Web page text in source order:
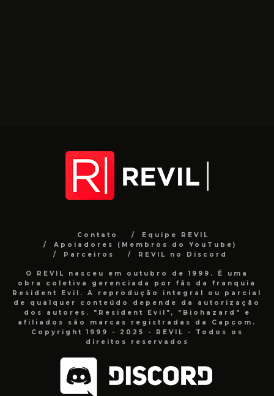
Contato
Equipe REVIL
Apoiadores (Membros do YouTube)
Parceiros
REVIL no Discord
O REVIL nasceu em outubro de 1999. É uma
obra coletiva gerenciada por fãs da franquia
Resident Evil. A reprodução integral ou parcial
de qualquer conteúdo depende da autorização
dos autores. "Resident Evil", "Biohazard" e
afiliados são marcas registradas da Capcom.
Copyright 1999 - 2025 - REVIL - Todos os
direitos reservados